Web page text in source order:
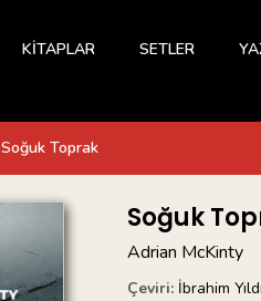
KİTAPLAR SETLER
Soğuk Toprak
Soğuk
Adrian McKinty
Çeviri: İbrahim